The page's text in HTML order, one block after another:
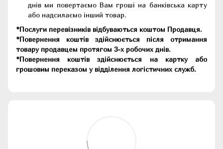
днів ми повертаємо Вам гроші на банківська карту
або надсилаємо інший товар.
*Послуги перевізників відбуваються коштом Продавця.
*Повернення коштів здійснюється після отримання
товару продавцем протягом 3-х робочих днів.
*Повернення коштів здійснюється на картку або
грошовим переказом у відділення логістичних служб.